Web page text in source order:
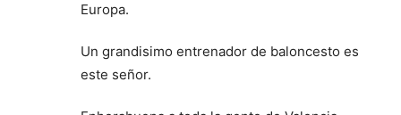
Europa.
Un grandisimo entrenador de baloncesto es
este señor.